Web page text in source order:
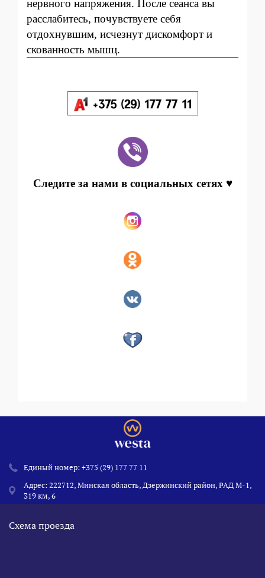
нервного напряжения. После сеанса вы
расслабитесь, почувствуете себя
отдохнувшим, исчезнут дискомфорт и
скованность мышц.
Следите за нами в социальных сетях ♥
Единый номер:+375 (29) 177 77 11
Адрес: 222712, Минская область, Дзержинский район, РАД М-1,
319 км, 6
Схема проезда